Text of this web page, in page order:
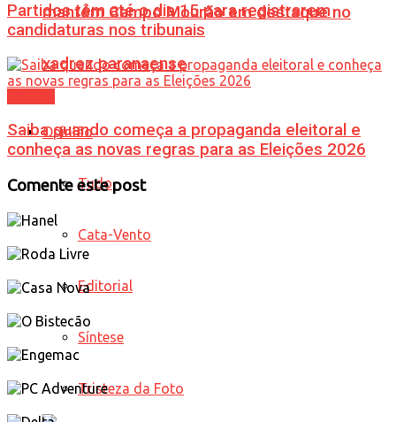
mantém Campo Mourão em destaque no
xadrez paranaense
Opinião
Tudo
Cata-Vento
Editorial
Síntese
Tristeza da Foto
Partidos têm até o dia 15 para registrarem
candidaturas nos tribunais
Saiba quando começa a propaganda eleitoral e
conheça as novas regras para as Eleições 2026
Comente este post